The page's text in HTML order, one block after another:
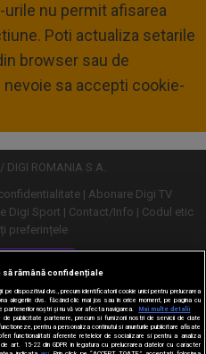
nu permit afisarea
Poti actualiza setarile
browser sau de
nevoie sa accepti cookie-
ROMANIA S.A.
Abonare Digi TV
Digi Sport Contact/Info
Codul etic
preferințele
desktop
să rămână confidențiale
dispozitivul dvs., precum identificatorii cookie unici pentru prelucrarea
alegerile dvs. făcând clic mai jos sau în orice moment, pe pagina cu
noștri și nu vă vor afecta navigarea.
Mai multe detalii
publicitate partenere, precum si furnizorii nostri de servicii de date
pentru a personaliza continutul si anunturile publicitare afisate
functionalitati aferente retelelor de socializare si pentru a analiza
art. 15-22 din GDPR in legatura cu prelucrarea datelor cu caracter